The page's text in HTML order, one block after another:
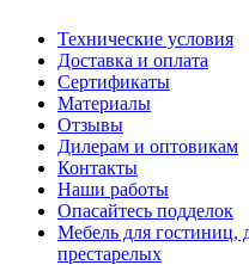
Технические условия
Доставка и оплата
Сертификаты
Материалы
Отзывы
Дилерам и оптовикам
Контакты
Наши работы
Опасайтесь подделок
Мебель для гостиниц,
престарелых